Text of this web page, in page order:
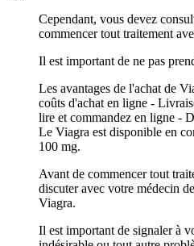
Cependant, vous devez
commencer tout traitement
Il est important de ne pas
Les avantages de l'achat de
coûts d'achat en ligne -
lire et commandez en ligne -
Le Viagra est disponible en
100 mg.
Avant de commencer tout
discuter avec votre médecin
Viagra.
Il est important de signaler à